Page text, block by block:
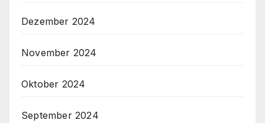
Dezember 2024
November 2024
Oktober 2024
September 2024